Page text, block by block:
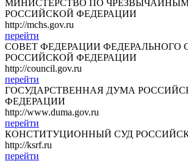
МИНИСТЕРСТВО ПО
РОССИЙСКОЙ ФЕДЕРАЦИИ
http://mchs.gov.ru
перейти
СОВЕТ ФЕДЕРАЦИИ ФЕДЕРАЛЬНОГО
РОССИЙСКОЙ ФЕДЕРАЦИИ
http://council.gov.ru
перейти
ГОСУДАРСТВЕННАЯ ДУМА
ФЕДЕРАЦИИ
http://www.duma.gov.ru
перейти
КОНСТИТУЦИОННЫЙ СУД
http://ksrf.ru
перейти